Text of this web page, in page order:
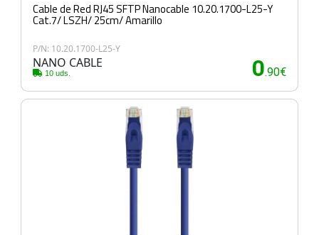
Cable de Red RJ45 SFTP Nanocable 10.20.1700-L25-Y
Cat.7/ LSZH/ 25cm/ Amarillo
P/N: 10.20.1700-L25-Y
NANO CABLE
10 uds. 0.90€